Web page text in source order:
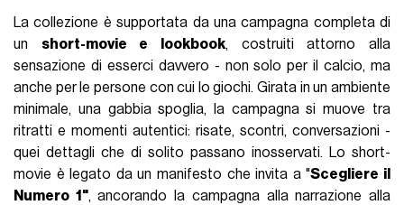
La collezione è supportata da una campagna completa di
un short-movie e lookbook, costruiti attorno alla
sensazione di esserci davvero - non solo per il calcio, ma
anche per le persone con cui lo giochi. Girata in un ambiente
minimale, una gabbia spoglia, la campagna si muove tra
ritratti e momenti autentici: risate, scontri, conversazioni -
quei dettagli che di solito passano inosservati. Lo short-
movie è legato da un manifesto che invita a "Scegliere il
Numero 1", ancorando la campagna alla narrazione alla